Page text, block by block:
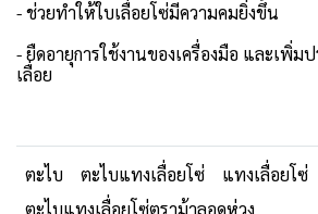
- ช่วยทำให้ใบเลื่อยโซ่มีความคมยิ่งขึ้น
- ยืดอายุการใช้งานของเครื่องมือ และเพิ่ม
เลื่อย
ตะไบ ตะไบแทงเลื่อยโซ่ แทงเลื่อยโซ่
ตะไบแทงเลื่อยโซ่ตราม้าลอดห่วง